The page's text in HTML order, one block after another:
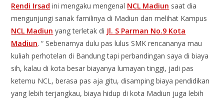
Rendi Irsad ini mengaku mengenal NCL Madiun saat dia
mengunjungi sanak familinya di Madiun dan melihat Kampus
NCL Madiun yang terletak di Jl. S Parman No.9 Kota
Madiun. “ Sebenarnya dulu pas lulus SMK rencananya mau
kuliah perhotelan di Bandung tapi perbandingan saya di biaya
sih, kalau di kota besar biayanya lumayan tinggi, jadi pas
ketemu NCL, berasa pas aja gitu, disamping biaya pendidikan
yang lebih terjangkau, biaya hidup di kota Madiun juga lebih